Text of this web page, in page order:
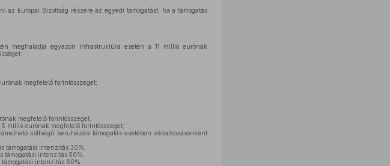
az Európai Bizottság részére az egyedi támogatást, ha a támogatás
meghaladja egyazon infrastruktúra esetén a 11 millió eurónak
megfelelő forintösszeget;
megfelelő forintösszeget,
millió eurónak megfelelő forintösszeget;
költségű beruházási támogatás esetében vállalkozásonként
támogatási intenzitás 30%,
támogatási intenzitás 50%,
intenzitás 60%.